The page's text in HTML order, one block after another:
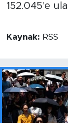
152.045'e
Kaynak: RSS